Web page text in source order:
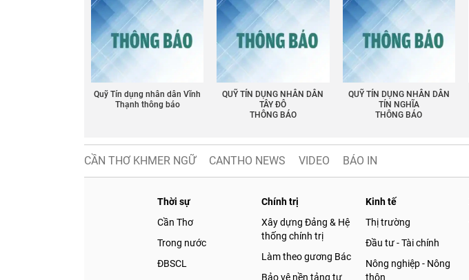
Quỹ Tín dụng nhân dân Vĩnh
Thạnh thông báo
QUỸ TÍN DỤNG NHÂN DÂN
TÂY ĐÔ
THÔNG BÁO
QUỸ TÍN DỤNG NHÂN DÂN
TÍN NGHĨA
THÔNG BÁO
CẦN THƠ KHMER NGỮ CANTHO NEWS VIDEO BÁO IN
Thời sự
Cần Thơ
Trong nước
ĐBSCL
Chính trị
Xây dựng Đảng & Hệ
thống chính trị
Làm theo gương Bác
Bảo vệ nền tảng tư
Kinh tế
Thị trường
Đầu tư - Tài chính
Nông nghiệp - Nông
thôn